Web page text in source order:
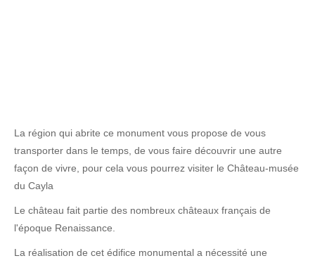
La région qui abrite ce monument vous propose de vous
transporter dans le temps, de vous faire découvrir une autre
façon de vivre, pour cela vous pourrez visiter le Château-musée
du Cayla
Le château fait partie des nombreux châteaux français de
l'époque Renaissance.
La réalisation de cet édifice monumental a nécessité une